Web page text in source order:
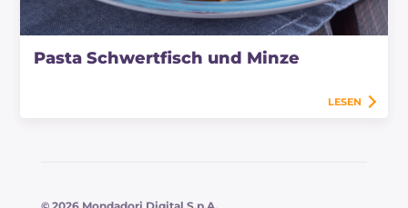
Pasta Schwertfisch und Minze
LESEN